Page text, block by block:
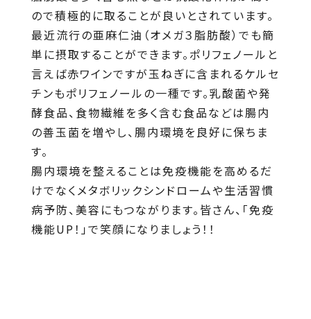
ので積極的に取ることが良いとされています。
最近流行の亜麻仁油（オメガ３脂肪酸）でも簡
単に摂取することができます。ポリフェノールと
言えば赤ワインですが玉ねぎに含まれるケルセ
チンもポリフェノールの一種です。乳酸菌や発
酵食品、食物繊維を多く含む食品などは腸内
の善玉菌を増やし、腸内環境を良好に保ちま
す。
腸内環境を整えることは免疫機能を高めるだ
けでなくメタボリックシンドロームや生活習慣
病予防、美容にもつながります。皆さん、「免疫
機能UP！」で笑顔になりましょう！！